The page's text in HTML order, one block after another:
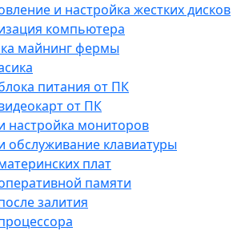
и настройка жестких дисков
компьютера
майнинг фермы
питания от ПК
от ПК
настройка мониторов
обслуживание клавиатуры
плат
памяти
залития